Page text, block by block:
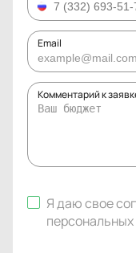
Email
Комментарий к
Я даю свое